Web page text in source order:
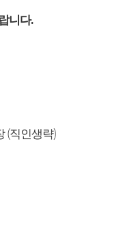
니다.
(직인생략)